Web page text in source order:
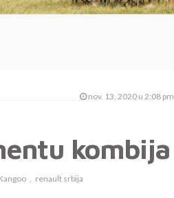
nov. 13, 2020 u 2:08 pm
kombija
renault srbija